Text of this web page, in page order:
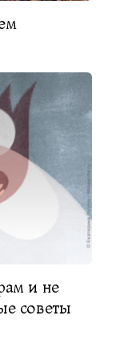
и не
советы